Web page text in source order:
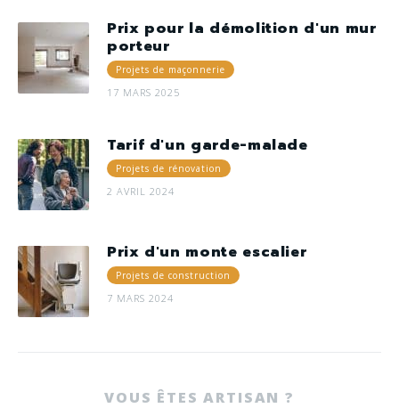
Prix pour la démolition d'un mur
porteur
Projets de maçonnerie
17 MARS 2025
Tarif d'un garde-malade
Projets de rénovation
2 AVRIL 2024
Prix d'un monte escalier
Projets de construction
7 MARS 2024
VOUS ÊTES ARTISAN ?